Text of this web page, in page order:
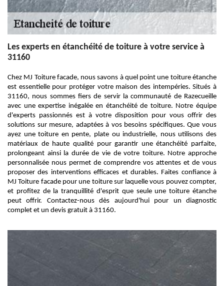
Les experts en étanchéité de toiture à votre service à
31160
Chez MJ Toiture facade, nous savons à quel point une toiture étanche
est essentielle pour protéger votre maison des intempéries. Situés à
31160, nous sommes fiers de servir la communauté de Razecueille
avec une expertise inégalée en étanchéité de toiture. Notre équipe
d'experts passionnés est à votre disposition pour vous offrir des
solutions sur mesure, adaptées à vos besoins spécifiques. Que vous
ayez une toiture en pente, plate ou industrielle, nous utilisons des
matériaux de haute qualité pour garantir une étanchéité parfaite,
prolongeant ainsi la durée de vie de votre toiture. Notre approche
personnalisée nous permet de comprendre vos attentes et de vous
proposer des interventions efficaces et durables. Faites confiance à
MJ Toiture facade pour une toiture sur laquelle vous pouvez compter,
et profitez de la tranquillité d'esprit que seule une toiture étanche
peut offrir. Contactez-nous dès aujourd'hui pour un diagnostic
complet et un devis gratuit à 31160.